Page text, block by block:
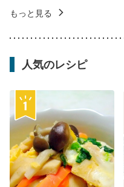
もっと見る
人気のレシピ